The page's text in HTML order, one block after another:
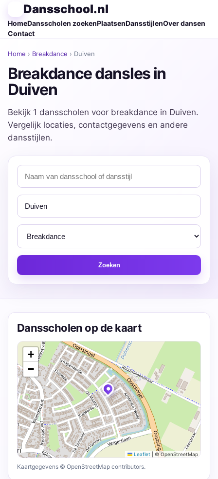
Dansschool.nl
HomeDansscholen zoekenPlaatsenDansstijlenOver dansen
Contact
Home › Breakdance › Duiven
Breakdance dansles in
Duiven
Bekijk 1 dansscholen voor breakdance in Duiven.
Vergelijk locaties, contactgegevens en andere
dansstijlen.
Zoeken
Dansscholen op de kaart
+
−
Leaflet © OpenStreetMap
Kaartgegevens © OpenStreetMap contributors.